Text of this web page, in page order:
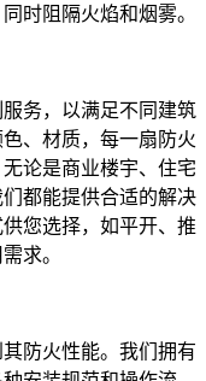
时阻隔火焰和烟雾。
务，以满足不同建筑
、材质，每一扇防火
论是商业楼宇、住宅
都能提供合适的解决
您选择，如平开、推
求。
防火性能。我们拥有